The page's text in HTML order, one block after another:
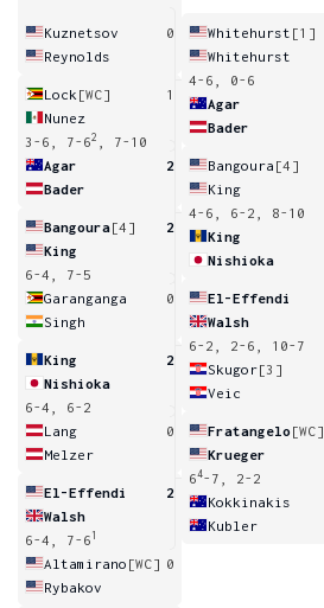
Kuznetsov
0
Reynolds
Lock [WC]
1
Nunez
3-6, 7-62
, 7-10
Agar
2
Bader
Bangoura[4]
2
King
6-4, 7-5
Garanganga
0
Singh
King
2
Nishioka
6-4, 6-2
Lang
0
Melzer
El-Effendi
2
Walsh
6-4, 7-6 1
Altamirano [WC] 0
Rybakov
Whitehurst [1]
Whitehurst
4-6, 0-6
Agar
Bader
Bangoura [4]
King
4-6, 6-2, 8-10
King
Nishioka
El-Effendi
Walsh
6-2, 2-6, 10-7
Skugor[3]
Veic
Fratangelo [WC]
Krueger
64-7, 2-2
Kokkinakis
Kubler